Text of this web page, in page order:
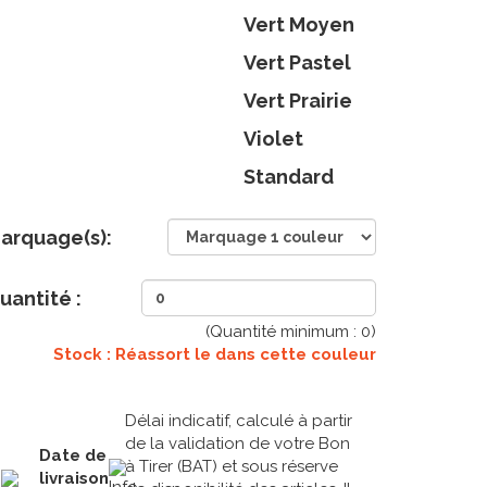
Vert Moyen
Vert Pastel
Vert Prairie
Violet
Standard
:
(Quantité minimum : 0)
Stock : Réassort le dans cette couleur
Date de
livraison
Délai indicatif, calculé à partir
de la validation de votre Bon
à Tirer (BAT) et sous réserve